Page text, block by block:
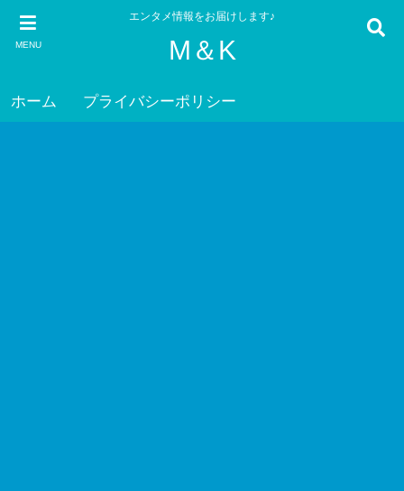
MENU
エンタメ情報をお届けします♪
M＆K
ホーム プライバシーポリシー